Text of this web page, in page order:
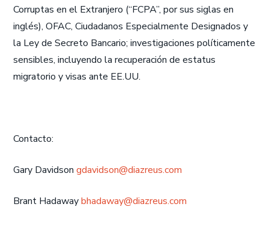
Corruptas en el Extranjero (“FCPA”, por sus siglas en
inglés), OFAC, Ciudadanos Especialmente Designados y
la Ley de Secreto Bancario; investigaciones políticamente
sensibles, incluyendo la recuperación de estatus
migratorio y visas ante EE.UU.
Contacto:
Gary Davidsongdavidson@diazreus.com
Brant Hadawaybhadaway@diazreus.com